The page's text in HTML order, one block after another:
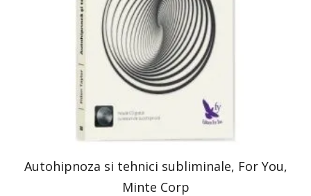
Autohipnoza si tehnici subliminale, For You,
Minte Corp